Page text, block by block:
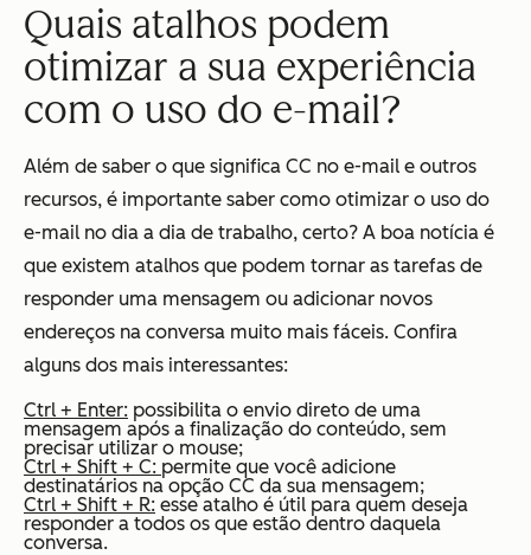
Quais atalhos podem
otimizar a sua experiência
com o uso do e-mail?
Além de saber o que significa CC no e-mail e outros
recursos, é importante saber como otimizar o uso do
e-mail no dia a dia de trabalho, certo? A boa notícia é
que existem atalhos que podem tornar as tarefas de
responder uma mensagem ou adicionar novos
endereços na conversa muito mais fáceis. Confira
alguns dos mais interessantes:
Ctrl + Enter: possibilita o envio direto de uma
mensagem após a finalização do conteúdo, sem
precisar utilizar o mouse;
Ctrl + Shift + C: permite que você adicione
destinatários na opção CC da sua mensagem;
Ctrl + Shift + R: esse atalho é útil para quem deseja
responder a todos os que estão dentro daquela
conversa.